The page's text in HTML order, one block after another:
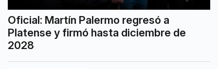
Oficial: Martín Palermo regresó a
Platense y firmó hasta diciembre de
2028